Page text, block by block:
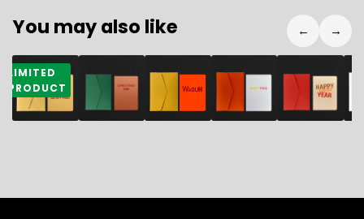
You may also like
5,90€
LIMITED
PRODUCT
5,90 5,90€ 5,90€ 5,90
← →